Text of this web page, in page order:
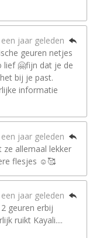
een jaar geleden
geuren netjes
lief 🤗fijn dat je de
bij je past.
informatie
een jaar geleden
allemaal lekker
flesjes ☺️🥰
een jaar geleden
geuren erbij
ruikt Kayali....